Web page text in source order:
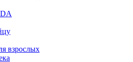
взрослых